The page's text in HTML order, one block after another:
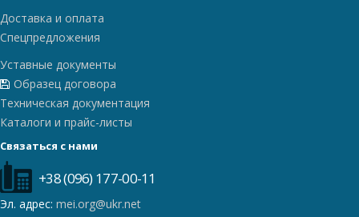
Доставка и оплата
Спецпредложения
Уставные документы
Образец договора
Техническая документация
Каталоги и прайс-листы
Связаться с нами
+38 (096) 177-00-11
Эл. адрес: mei.org@ukr.net